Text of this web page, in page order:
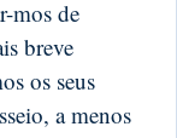
mos de
breve
os seus
a menos